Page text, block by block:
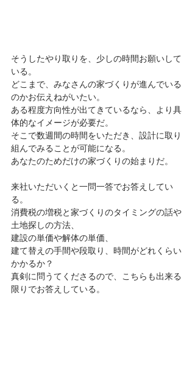
そうしたやり取りを、少しの時間お願いして
いる。
どこまで、みなさんの家づくりが進んでいる
のかお伝えねがいたい。
ある程度方向性が出てきているなら、より具
体的なイメージが必要だ。
そこで数週間の時間をいただき、設計に取り
組んでみることが可能になる。
あなたのためだけの家づくりの始まりだ。
来社いただいくと一問一答でお答えしてい
る。
消費税の増税と家づくりのタイミングの話や
土地探しの方法、
建設の単価や解体の単価、
建て替えの手間や段取り、時間がどれくらい
かかるか？
真剣に問うてくださるので、こちらも出来る
限りでお答えしている。